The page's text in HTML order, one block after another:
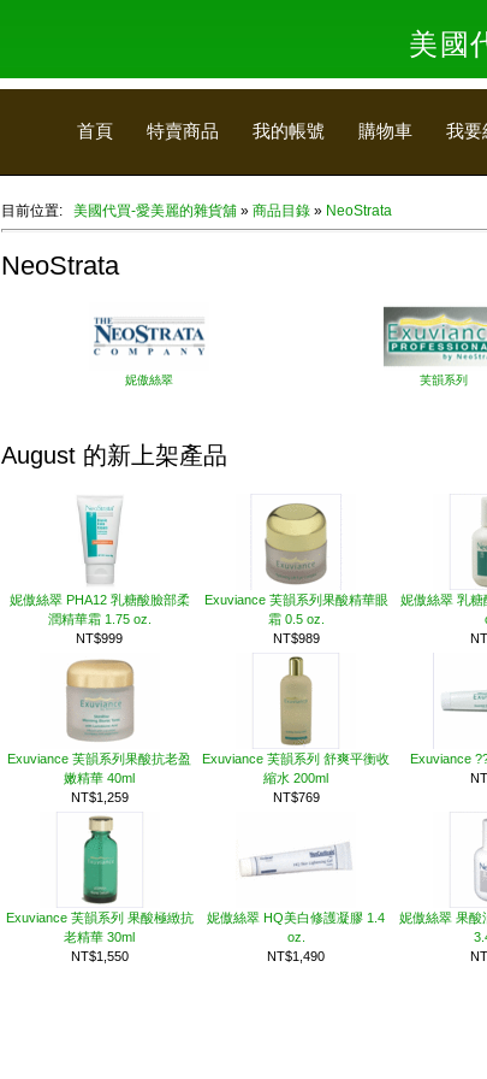
首頁 特賣商品 我的帳號 購物車 我要
目前位置: 美國代買-愛美麗的雜貨舖 » 商品目錄 » NeoStrata
NeoStrata
妮傲絲翠 芙韻系列
August 的新上架產品
妮傲絲翠 PHA12 乳糖酸臉部柔
潤精華霜 1.75 oz.
NT$999
Exuviance 芙韻系列果酸精華眼
霜 0.5 oz.
NT$989
妮傲絲翠 乳糖
Exuviance 芙韻系列果酸抗老盈
嫩精華 40ml
NT$1,259
Exuviance 芙韻系列 舒爽平衡收
縮水 200ml
NT$769
Exuviance
Exuviance 芙韻系列 果酸極緻抗
老精華 30ml
NT$1,550
妮傲絲翠 HQ美白修護凝膠 1.4
oz.
NT$1,490
妮傲絲翠 果酸
美國